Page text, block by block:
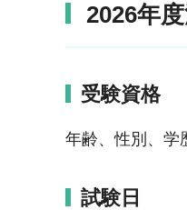
2026年
受験資格
年齢、性別、学
試験日